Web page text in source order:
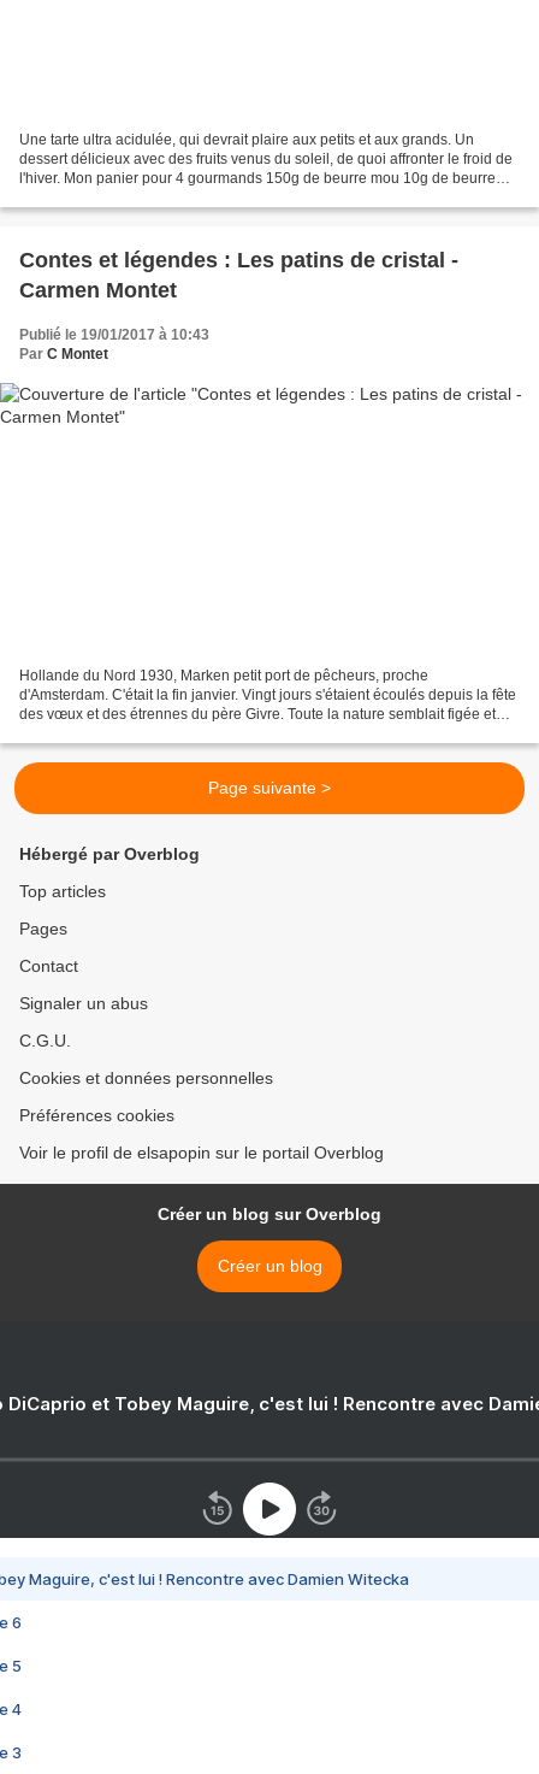
Une tarte ultra acidulée, qui devrait plaire aux petits et aux grands. Un
dessert délicieux avec des fruits venus du soleil, de quoi affronter le froid de
l'hiver. Mon panier pour 4 gourmands 150g de beurre mou 10g de beurre
Contes et légendes : Les patins de cristal -
Carmen Montet
Publié le 19/01/2017 à 10:43
Par C Montet
Hollande du Nord 1930, Marken petit port de pêcheurs, proche
d'Amsterdam. C'était la fin janvier. Vingt jours s'étaient écoulés depuis la fête
des vœux et des étrennes du père Givre. Toute la nature semblait figée et
Page suivante >
Hébergé par Overblog
Top articles
Pages
Contact
Signaler un abus
C.G.U.
Cookies et données personnelles
Préférences cookies
Voir le profil de elsapopin sur le portail Overblog
Créer un blog sur Overblog
Créer un blog
DiCaprio et Tobey Maguire, c'est lui ! Rencontre avec
Maguire, c'est lui ! Rencontre avec Damien Witecka
6
5
4
3